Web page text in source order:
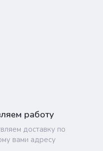
работу
доставку по
вами адресу